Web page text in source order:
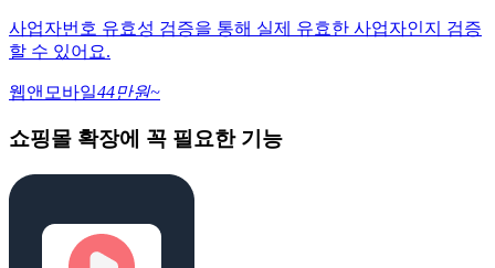
사업자번호 유효성 검증을 통해 실제 유효한 사업자인지 검증
할 수 있어요.
웹앤모바일44만원~
쇼핑몰 확장에 꼭 필요한 기능